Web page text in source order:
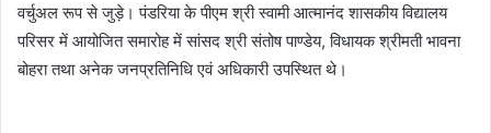
वर्चुअल रूप से जुड़े। पंडरिया के पीएम श्री स्वामी आत्मानंद शासकीय विद्यालय
परिसर में आयोजित समारोह में सांसद श्री संतोष पाण्डेय, विधायक श्रीमती भावना
बोहरा तथा अनेक जनप्रतिनिधि एवं अधिकारी उपस्थित थे।